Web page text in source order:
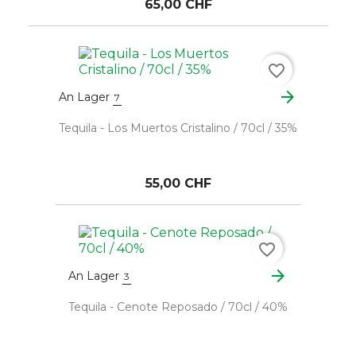
65,00 CHF
An Lager 7 arrow_forward
Tequila - Los Muertos Cristalino / 70cl / 35%
55,00 CHF
favorite_border
An Lager 3 arrow_forward
Tequila - Cenote Reposado / 70cl / 40%
favorite_border